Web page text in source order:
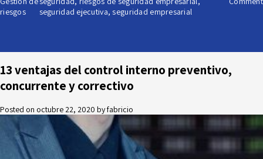
riesgos
seguridad ejecutiva,seguridad empresarial
13 ventajas del control interno preventivo,
concurrente y correctivo
Posted on octubre 22, 2020 byfabricio